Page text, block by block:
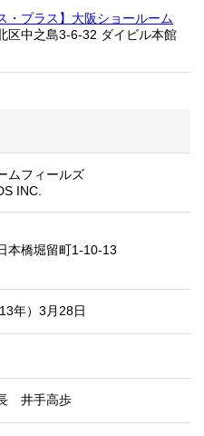
・プラス】大阪ショールーム
区中之島3-6-32 ダイビル本館
ムフィールズ
INC.
本橋堀留町1-10-13
年）3月28日
井手高歩